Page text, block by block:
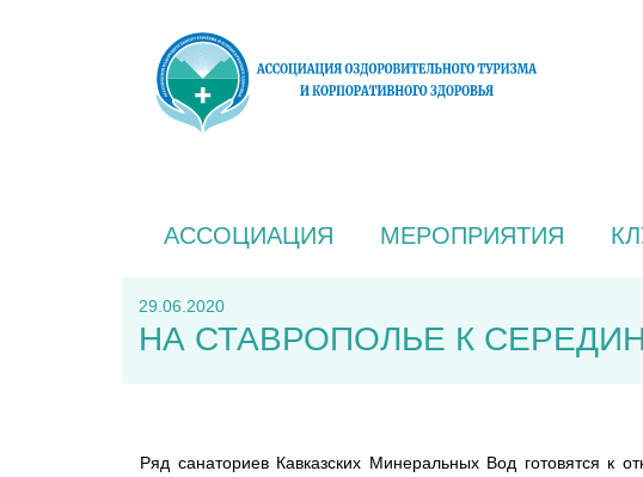
АССОЦИАЦИЯ МЕРОПРИЯТИЯ
29.06.2020
НА СТАВРОПОЛЬЕ К
Ряд санаториев Кавказских Минеральных Вод готовятся к